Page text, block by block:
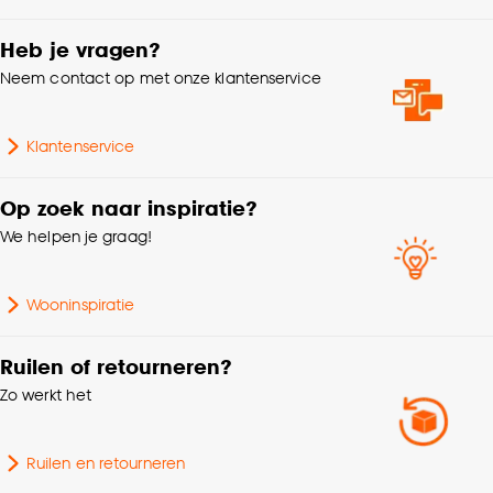
kan aanpassen, bekijk hiervoor onze
cookieverklaring
Breedte 14.1 CM
Diameter (filter)
Hoogte
Lengte
Heb je vragen?
Neem contact op met onze klantenservice
Klantenservice
Op zoek naar inspiratie?
We helpen je graag!
Wooninspiratie
Ruilen of retourneren?
Zo werkt het
Ruilen en retourneren